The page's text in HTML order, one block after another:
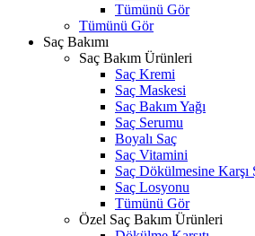
Tümünü Gör
Tümünü Gör
Saç Bakımı
Saç Bakım Ürünleri
Saç Kremi
Saç Maskesi
Saç Bakım Yağı
Saç Serumu
Boyalı Saç
Saç Vitamini
Saç Dökülmesine Karşı
Saç Losyonu
Tümünü Gör
Özel Saç Bakım Ürünleri